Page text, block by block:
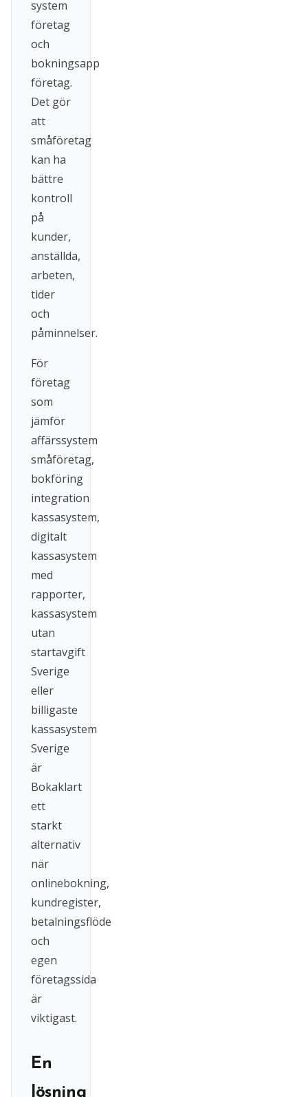
system
företag
och
bokningsapp
företag.
Det gör
att
småföretag
kan ha
bättre
kontroll
på
kunder,
anställda,
arbeten,
tider
och
påminnelser.
För
företag
som
jämför
affärssystem
småföretag,
bokföring
integration
kassasystem,
digitalt
kassasystem
med
rapporter,
kassasystem
utan
startavgift
Sverige
eller
billigaste
kassasystem
Sverige
är
Bokaklart
ett
starkt
alternativ
när
onlinebokning,
kundregister,
betalningsflöde
och
egen
företagssida
är
viktigast.
En
lösning